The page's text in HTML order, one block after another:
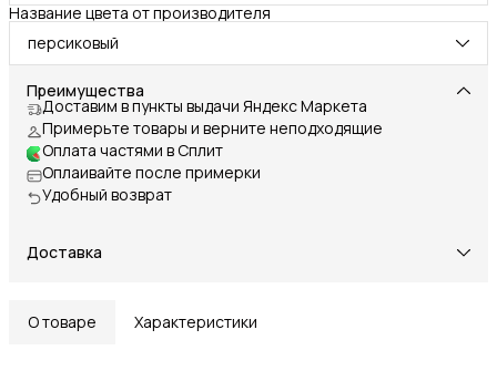
Название цвета от производителя
персиковый
Преимущества
Доставим в пункты выдачи Яндекс Маркета
Примерьте товары и верните неподходящие
Оплата частями в Сплит
Оплаивайте после примерки
Удобный возврат
Доставка
О товаре Характеристики